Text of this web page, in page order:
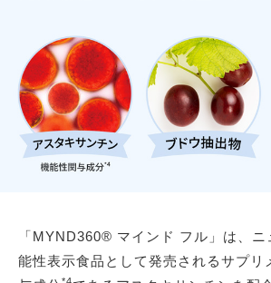
「MYND360® マインド フル」は、
能性表示食品として発売されるサプリ